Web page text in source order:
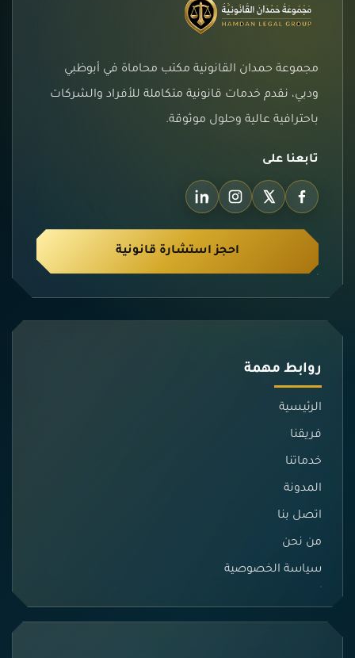
مجموعة حمدان القانونية مكتب محاماة في أبوظبي
ودبي، نقدم خدمات قانونية متكاملة للأفراد والشركات
باحترافية عالية وحلول موثوقة.
تابعنا على
احجز استشارة قانونية
روابط مهمة
الرئيسية
فريقنا
خدماتنا
المدونة
اتصل بنا
من نحن
سياسة الخصوصية